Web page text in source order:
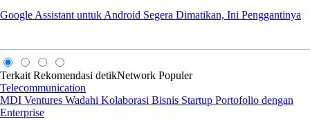
Google Assistant untuk Android Segera Dimatikan, Ini Penggantinya
Terkait Rekomendasi detikNetwork Populer
Telecommunication
MDI Ventures Wadahi Kolaborasi Bisnis Startup Portofolio dengan
Enterprise